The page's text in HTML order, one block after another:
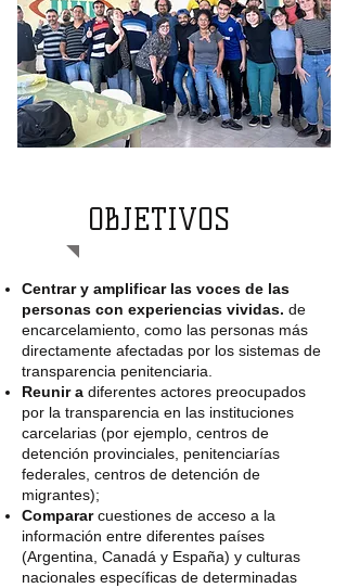
OBJETIVOS
Centrar y amplificar las voces de las
personas con experiencias vividas. de
encarcelamiento, como las personas más
directamente afectadas por los sistemas de
transparencia penitenciaria.
Reunir a diferentes actores preocupados
por la transparencia en las instituciones
carcelarias (por ejemplo, centros de
detención provinciales, penitenciarías
federales, centros de detención de
migrantes);
Compararcuestiones de acceso a la
información entre diferentes países
(Argentina, Canadá y España) y culturas
nacionales específicas de determinadas